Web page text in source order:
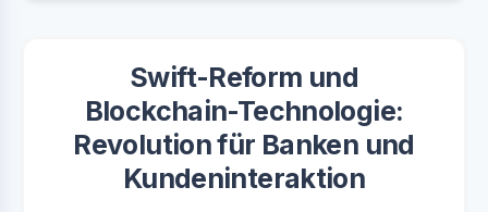
Swift-Reform und
Blockchain-Technologie:
Revolution für Banken und
Kundeninteraktion